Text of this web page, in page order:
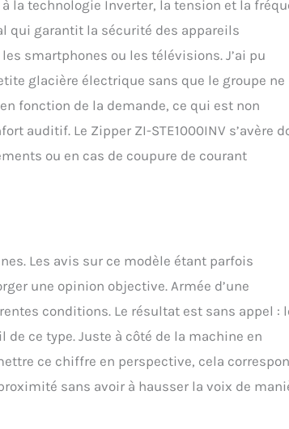
la technologie Inverter, la tension et la
qui garantit la sécurité des appareils
smartphones ou les télévisions. J’ai pu
glacière électrique sans que le groupe ne
fonction de la demande, ce qui est non
auditif. Le Zipper ZI-STE1000INV s’avère
ou en cas de coupure de courant
Les avis sur ce modèle étant parfois
une opinion objective. Armée d’une
conditions. Le résultat est sans appel :
ce type. Juste à côté de la machine en
ce chiffre en perspective, cela
sans avoir à hausser la voix de